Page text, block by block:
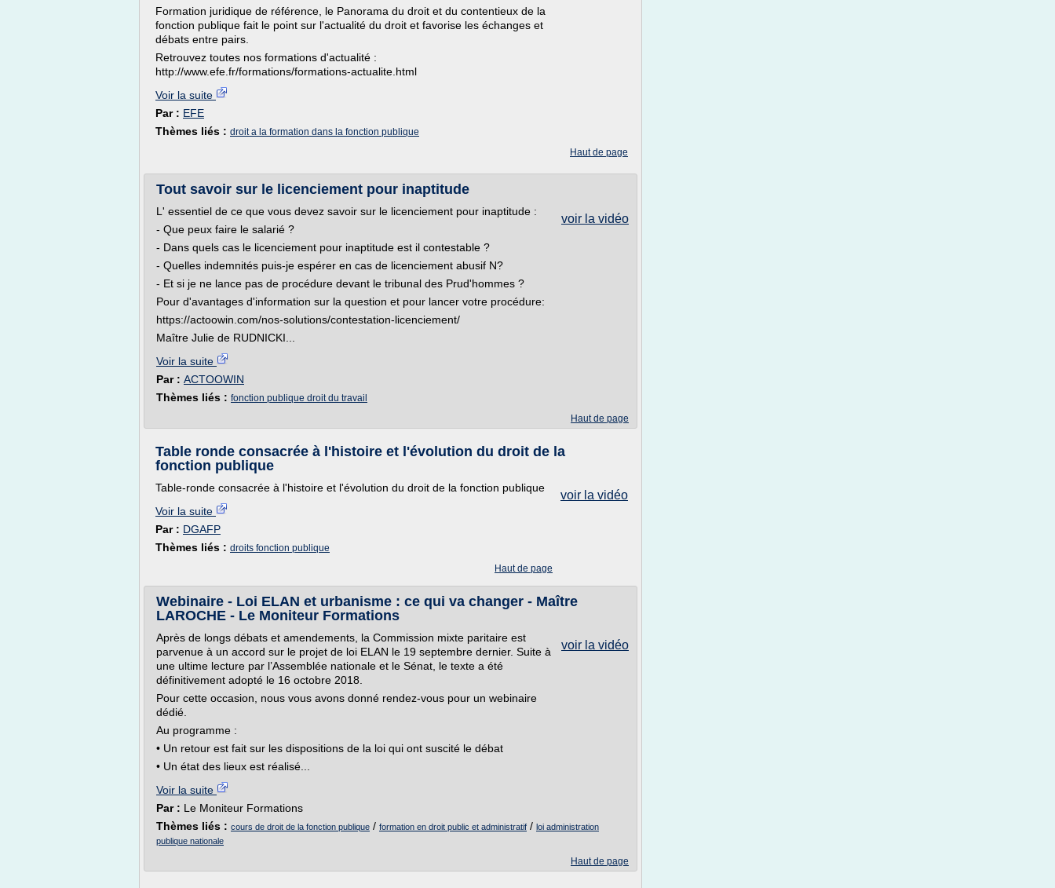
Formation juridique de référence, le Panorama du droit et du contentieux de la
fonction publique fait le point sur l'actualité du droit et favorise les échanges et
débats entre pairs.
Retrouvez toutes nos formations d'actualité :
http://www.efe.fr/formations/formations-actualite.html
Voir la suite
Par : EFE
Thèmes liés : droit a la formation dans la fonction publique
Haut de page
Tout savoir sur le licenciement pour inaptitude
voir la vidéo
L' essentiel de ce que vous devez savoir sur le licenciement pour inaptitude :
- Que peux faire le salarié ?
- Dans quels cas le licenciement pour inaptitude est il contestable ?
- Quelles indemnités puis-je espérer en cas de licenciement abusif N?
- Et si je ne lance pas de procédure devant le tribunal des Prud'hommes ?
Pour d'avantages d'information sur la question et pour lancer votre procédure:
https://actoowin.com/nos-solutions/contestation-licenciement/
Maître Julie de RUDNICKI...
Voir la suite
Par : ACTOOWIN
Thèmes liés : fonction publique droit du travail
Haut de page
Table ronde consacrée à l'histoire et l'évolution du droit de la
fonction publique
voir la vidéo
Table-ronde consacrée à l'histoire et l'évolution du droit de la fonction publique
Voir la suite
Par : DGAFP
Thèmes liés : droits fonction publique
Haut de page
Webinaire - Loi ELAN et urbanisme : ce qui va changer - Maître
LAROCHE - Le Moniteur Formations
voir la vidéo
Après de longs débats et amendements, la Commission mixte paritaire est
parvenue à un accord sur le projet de loi ELAN le 19 septembre dernier. Suite à
une ultime lecture par l’Assemblée nationale et le Sénat, le texte a été
définitivement adopté le 16 octobre 2018.
Pour cette occasion, nous vous avons donné rendez-vous pour un webinaire
dédié.
Au programme :
• Un retour est fait sur les dispositions de la loi qui ont suscité le débat
• Un état des lieux est réalisé...
Voir la suite
Par : Le Moniteur Formations
Thèmes liés : cours de droit de la fonction publique / formation en droit public et administratif / loi administration
publique nationale
Haut de page